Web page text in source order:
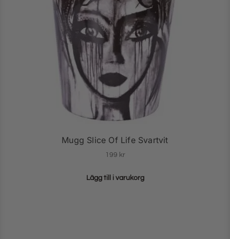
Mugg Slice Of Life Svartvit
199 kr
Lägg till i varukorg